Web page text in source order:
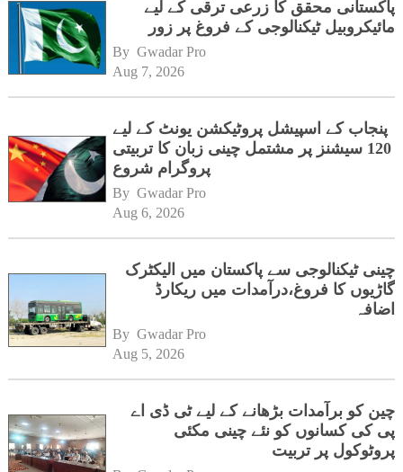
پاکستانی محقق کا زرعی ترقی کے لیے
مائیکروبیل ٹیکنالوجی کے فروغ پر زور
By Gwadar Pro
Aug 7, 2026
پنجاب کے اسپیشل پروٹیکشن یونٹ کے لیے
120 سیشنز پر مشتمل چینی زبان کا تربیتی
پروگرام شروع
By Gwadar Pro
Aug 6, 2026
چینی ٹیکنالوجی سے پاکستان میں الیکٹرک
گاڑیوں کا فروغ،درآمدات میں ریکارڈ
اضافہ
By Gwadar Pro
Aug 5, 2026
چین کو برآمدات بڑھانے کے لیے ٹی ڈی اے
پی کی کسانوں کو نئے چینی مکئی
پروٹوکول پر تربیت